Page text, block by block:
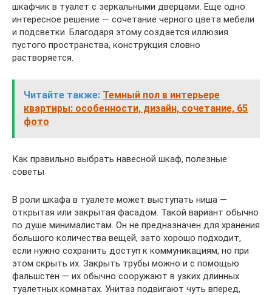
шкафчик в туалет с зеркальными дверцами. Еще одно
интересное решение — сочетание черного цвета мебели
и подсветки. Благодаря этому создается иллюзия
пустого пространства, конструкция словно
растворяется.
Читайте также: Темный пол в интерьере
квартиры: особенности, дизайн, сочетание, 65
фото
Как правильно выбрать навесной шкаф, полезные
советы
В роли шкафа в туалете может выступать ниша —
открытая или закрытая фасадом. Такой вариант обычно
по душе минималистам. Он не предназначен для хранения
большого количества вещей, зато хорошо подходит,
если нужно сохранить доступ к коммуникациям, но при
этом скрыть их. Закрыть трубы можно и с помощью
фальшстен — их обычно сооружают в узких длинных
туалетных комнатах. Унитаз подвигают чуть вперед,